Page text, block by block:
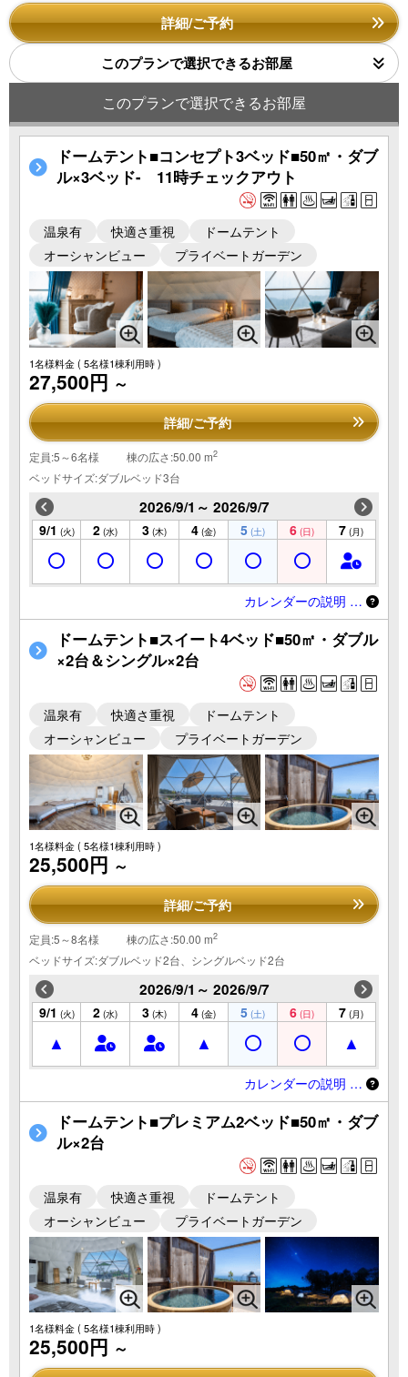
詳細/ご予約
このプランで選択できるお部屋
このプランで選択できるお部屋
ドームテント■コンセプト3ベッド■50㎡・ダブ
ル×3ベッド- 11時チェックアウト
温泉有 快適さ重視
ドームテント
オーシャンビュー
プライベートガーデン
1名様料金( 5名様1棟利用時 )
27,500円 ～
詳細/ご予約
定員:5～6名様 棟の広さ:50.00 m2
ベッドサイズ:ダブルベッド3台
2026/9/1～ 2026/9/7
9/1 (火) 2 (水) 3 (木) 4 (金) 5 (土) 6 (日) 7 (月)
カレンダーの説明 …
ドームテント■スイート4ベッド■50㎡・ダブル
×2台＆シングル×2台
温泉有 快適さ重視
ドームテント
オーシャンビュー
プライベートガーデン
1名様料金( 5名様1棟利用時 )
25,500円 ～
詳細/ご予約
定員:5～8名様 棟の広さ:50.00 m2
ベッドサイズ:ダブルベッド2台、シングルベッド2台
2026/9/1～ 2026/9/7
9/1 (火) 2 (水) 3 (木) 4 (金) 5 (土) 6 (日) 7 (月)
カレンダーの説明 …
ドームテント■プレミアム2ベッド■50㎡・ダブ
ル×2台
温泉有 快適さ重視
ドームテント
オーシャンビュー
プライベートガーデン
1名様料金( 5名様1棟利用時 )
25,500円 ～